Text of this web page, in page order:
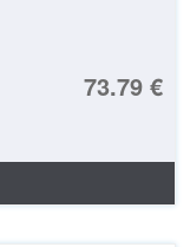
73.79 €